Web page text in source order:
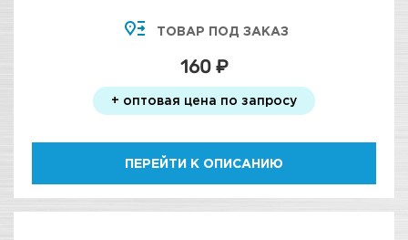
ТОВАР ПОД ЗАКАЗ
160 ₽
+ оптовая цена по запросу
ПЕРЕЙТИ К ОПИСАНИЮ